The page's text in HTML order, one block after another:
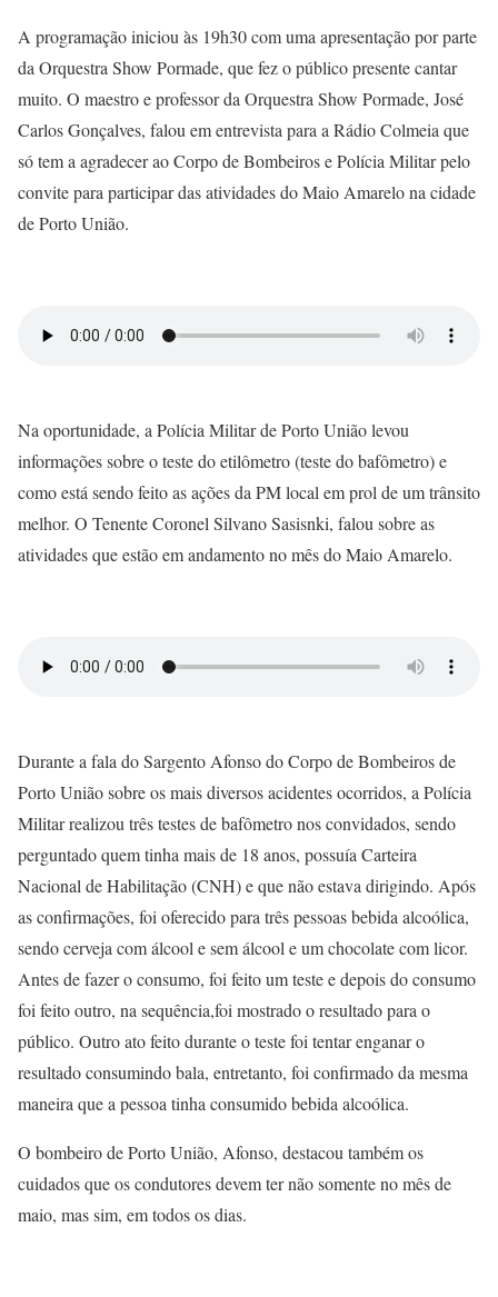
A programação iniciou às 19h30 com uma apresentação por parte
da Orquestra Show Pormade, que fez o público presente cantar
muito. O maestro e professor da Orquestra Show Pormade, José
Carlos Gonçalves, falou em entrevista para a Rádio Colmeia que
só tem a agradecer ao Corpo de Bombeiros e Polícia Militar pelo
convite para participar das atividades do Maio Amarelo na cidade
de Porto União.
Na oportunidade, a Polícia Militar de Porto União levou
informações sobre o teste do etilômetro (teste do bafômetro) e
como está sendo feito as ações da PM local em prol de um trânsito
melhor. O Tenente Coronel Silvano Sasisnki, falou sobre as
atividades que estão em andamento no mês do Maio Amarelo.
Durante a fala do Sargento Afonso do Corpo de Bombeiros de
Porto União sobre os mais diversos acidentes ocorridos, a Polícia
Militar realizou três testes de bafômetro nos convidados, sendo
perguntado quem tinha mais de 18 anos, possuía Carteira
Nacional de Habilitação (CNH) e que não estava dirigindo. Após
as confirmações, foi oferecido para três pessoas bebida alcoólica,
sendo cerveja com álcool e sem álcool e um chocolate com licor.
Antes de fazer o consumo, foi feito um teste e depois do consumo
foi feito outro, na sequência,foi mostrado o resultado para o
público. Outro ato feito durante o teste foi tentar enganar o
resultado consumindo bala, entretanto, foi confirmado da mesma
maneira que a pessoa tinha consumido bebida alcoólica.
O bombeiro de Porto União, Afonso, destacou também os
cuidados que os condutores devem ter não somente no mês de
maio, mas sim, em todos os dias.